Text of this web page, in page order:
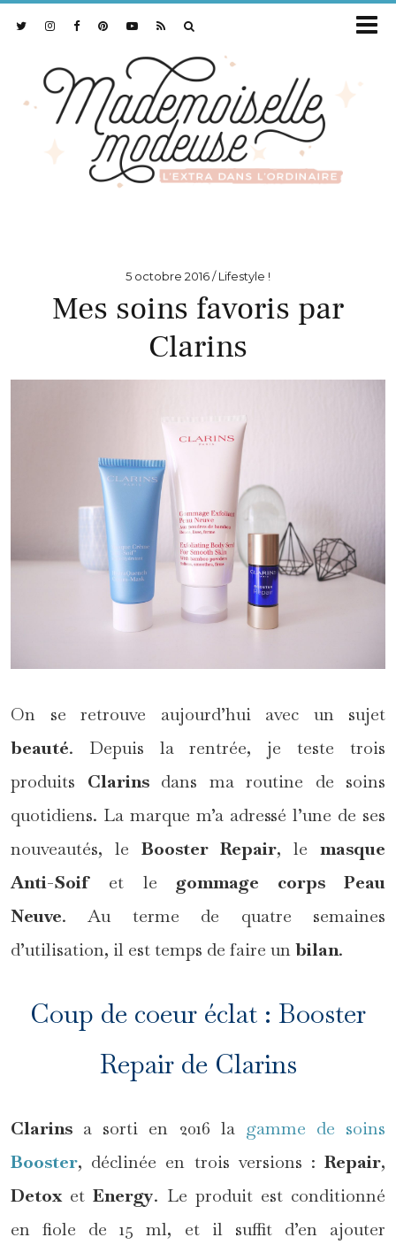
5 octobre 2016 Lifestyle !
Mes soins favoris par
Clarins
On se retrouve aujourd’hui avec un sujet
beauté. Depuis la rentrée, je teste trois
produits Clarinsdans ma routine de soins
quotidiens. La marque m’a adressé l’une de ses
nouveautés, le Booster Repair, le masque
Anti-Soifet le gommage corps Peau
Neuve. Au terme de quatre semaines
d’utilisation, il est temps de faire unbilan.
Coup de coeur éclat : Booster
Repair de Clarins
Clarins a sorti en 2016 la gamme de soins
Booster, déclinée en trois versions : Repair,
DetoxetEnergy. Le produit est conditionné
en fiole de 15 ml, et il suffit d’en ajouter